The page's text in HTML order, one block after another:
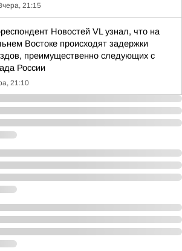
21:15
Новостей VL узнал, что на
Востоке происходят задержки
преимущественно следующих с
России
21:10